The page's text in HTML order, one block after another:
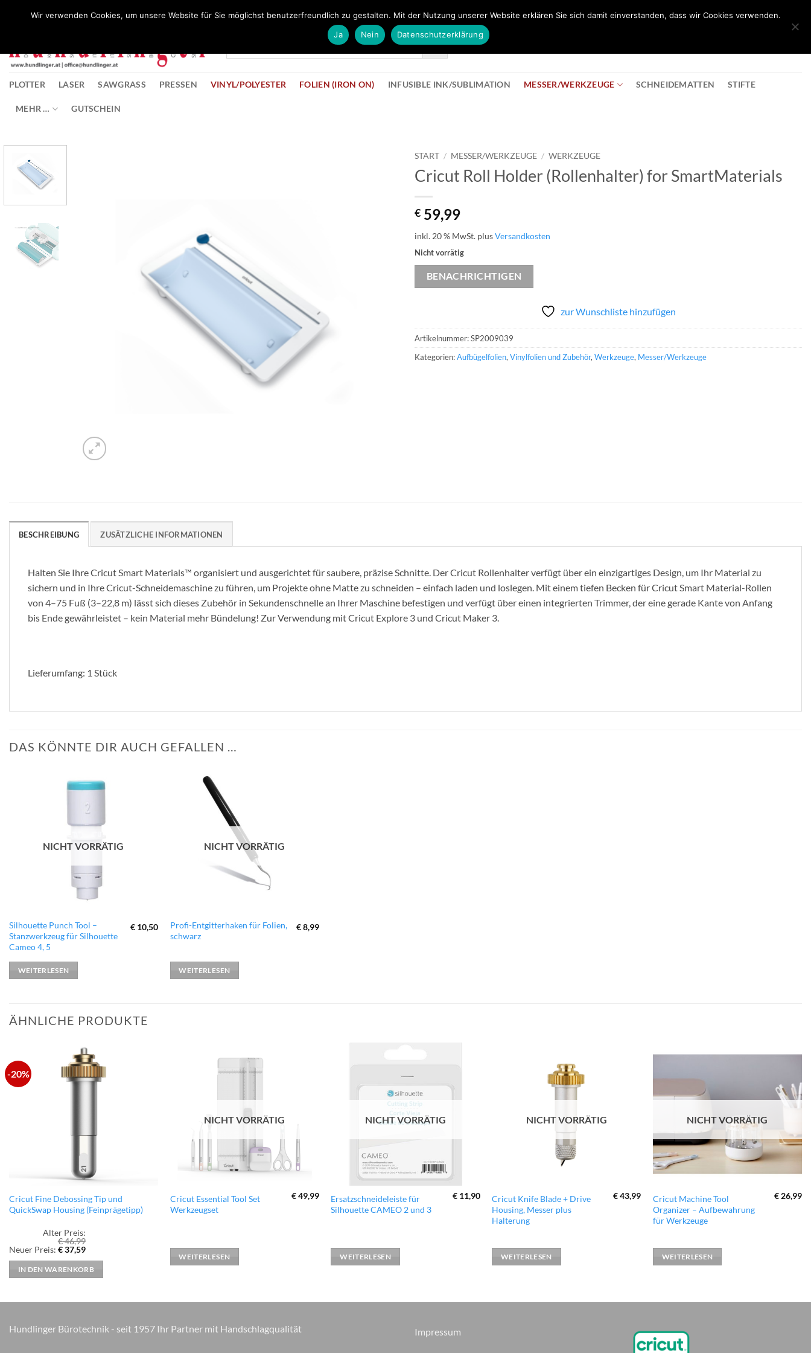
PLOTTER LASER SAWGRASS PRESSEN VINYL/POLYESTER FOLIEN (IRON ON) INFUSIBLE INK/SUBLIMATION MESSER/WERKZEUGE SCHNEIDEMATTEN STIFTE
MEHR … GUTSCHEIN
START / MESSER/WERKZEUGE / WERKZEUGE
Cricut Roll Holder (Rollenhalter) for SmartMaterials
€ 59,99
inkl. 20 % MwSt. plusVersandkosten
Nicht vorrätig
BENACHRICHTIGEN
zur Wunschliste hinzufügen
Artikelnummer:SP2009039
Kategorien:Aufbügelfolien, Vinylfolien und Zubehör, Werkzeuge, Messer/Werkzeuge
BESCHREIBUNG ZUSÄTZLICHE INFORMATIONEN
Halten Sie Ihre Cricut Smart Materials™ organisiert und ausgerichtet für saubere, präzise Schnitte. Der Cricut Rollenhalter verfügt über ein einzigartiges Design, um Ihr Material zu
sichern und in Ihre Cricut-Schneidemaschine zu führen, um Projekte ohne Matte zu schneiden – einfach laden und loslegen. Mit einem tiefen Becken für Cricut Smart Material-Rollen
von 4–75 Fuß (3–22,8 m) lässt sich dieses Zubehör in Sekundenschnelle an Ihrer Maschine befestigen und verfügt über einen integrierten Trimmer, der eine gerade Kante von Anfang
bis Ende gewährleistet – kein Material mehr Bündelung! Zur Verwendung mit Cricut Explore 3 und Cricut Maker 3.
Lieferumfang: 1 Stück
DAS KÖNNTE DIR AUCH GEFALLEN …
NICHT VORRÄTIG
Silhouette Punch Tool –
Stanzwerkzeug für Silhouette
Cameo 4, 5
€ 10,50
WEITERLESEN
NICHT VORRÄTIG
Profi-Entgitterhaken für Folien,
schwarz
€8,99
WEITERLESEN
ÄHNLICHE PRODUKTE
-20%
Cricut Fine Debossing Tip und
QuickSwap Housing (Feinprägetipp)
Alter Preis:
€46,99
Ursprünglicher
war:
€ 46,99
Neuer Preis: €37,59Aktueller
ist:
€ 37,59.
IN DEN WARENKORB
NICHT VORRÄTIG
Cricut Essential Tool Set
Werkzeugset
€49,99
WEITERLESEN
NICHT VORRÄTIG
Ersatzschneideleiste für
Silhouette CAMEO 2 und 3
€11,90
WEITERLESEN
NICHT VORRÄTIG
Cricut Knife Blade + Drive
Housing, Messer plus
Halterung
€43,99
WEITERLESEN
Wunschliste
hinzufügen
NICHT VORRÄTIG
Cricut Machine Tool
Organizer – Aufbewahrung
für Werkzeuge
€ 26,99
WEITERLESEN
Hundlinger Bürotechnik - seit 1957 Ihr Partner mit Handschlagqualität Impressum
Wir verwenden Cookies, um unsere Website für Sie möglichst benutzerfreundlich zu gestalten. Mit der Nutzung unserer Website erklären Sie sich damit einverstanden, dass wir Cookies verwenden.
Ja
Nein Datenschutzerklärung